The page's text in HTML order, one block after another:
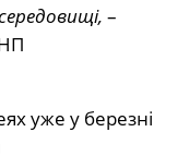
–